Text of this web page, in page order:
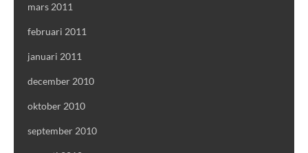
mars 2011
februari 2011
januari 2011
december 2010
oktober 2010
september 2010